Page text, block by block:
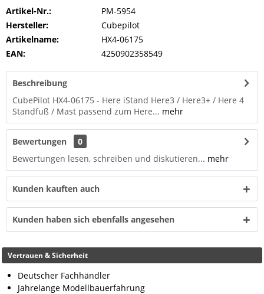
Artikel-Nr.:
PM-5954
Hersteller:
Cubepilot
Artikelname:
HX4-06175
EAN:
4250902358549
Beschreibung
CubePilot HX4-06175 - Here iStand Here3 / Here3+ / Here 4
Standfuß / Mast passend zum Here... mehr
Bewertungen
0
Bewertungen lesen, schreiben und diskutieren... mehr
Kunden kauften auch
Kunden haben sich ebenfalls angesehen
Vertrauen & Sicherheit
Deutscher Fachhändler
Jahrelange Modellbauerfahrung